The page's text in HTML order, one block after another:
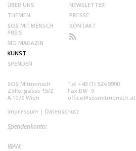
ÜBER UNS
THEMEN
SOS MITMENSCH
PREIS
MO MAGAZIN
KUNST
SPENDEN
NEWSLETTER
PRESSE
KONTAKT
SOS Mitmensch
Zollergasse 15/2
A 1070 Wien
Tel +43 (1) 524 9900
Fax DW -9
office@sosmitmensch.at
Impressum | Datenschutz
Spendenkonto:
IBAN: